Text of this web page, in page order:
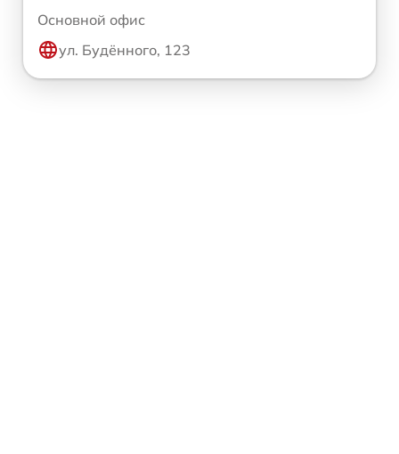
Основной офис
ул. Будённого, 123